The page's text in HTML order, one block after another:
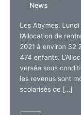
News
Les Abymes.
l’Allocation de
2021 à environ 32
474 enfants.
versée sous
les revenus sont
scolarisés de […]